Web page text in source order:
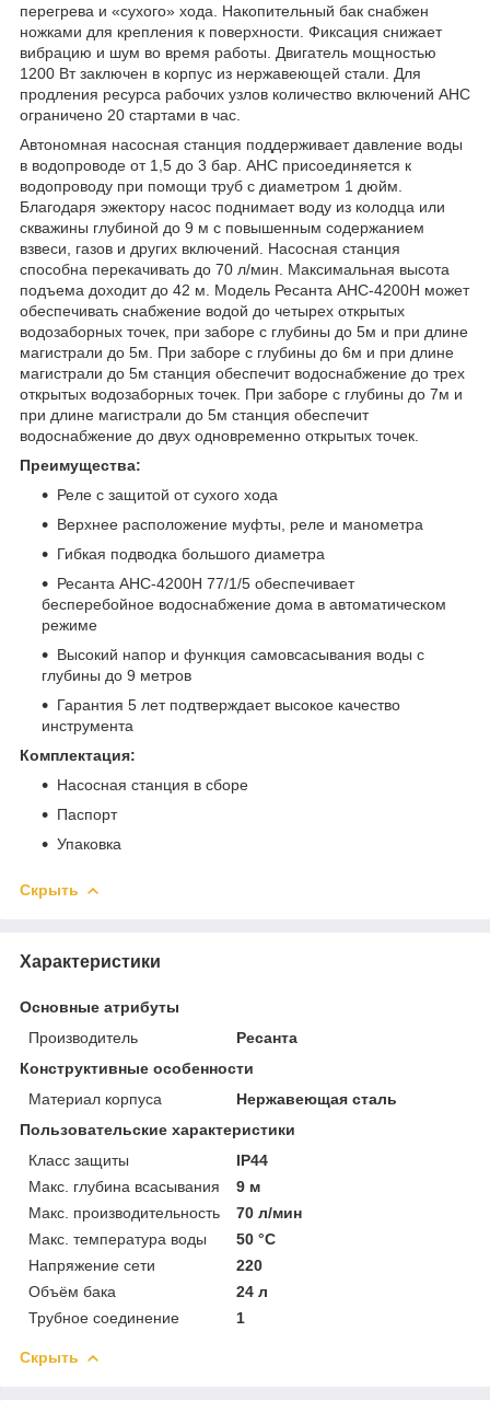
перегрева и «сухого» хода. Накопительный бак снабжен
ножками для крепления к поверхности. Фиксация снижает
вибрацию и шум во время работы. Двигатель мощностью
1200 Вт заключен в корпус из нержавеющей стали. Для
продления ресурса рабочих узлов количество включений АНС
ограничено 20 стартами в час.
Автономная насосная станция поддерживает давление воды
в водопроводе от 1,5 до 3 бар. АНС присоединяется к
водопроводу при помощи труб с диаметром 1 дюйм.
Благодаря эжектору насос поднимает воду из колодца или
скважины глубиной до 9 м с повышенным содержанием
взвеси, газов и других включений. Насосная станция
способна перекачивать до 70 л/мин. Максимальная высота
подъема доходит до 42 м. Модель Ресанта АНС-4200Н может
обеспечивать снабжение водой до четырех открытых
водозаборных точек, при заборе с глубины до 5м и при длине
магистрали до 5м. При заборе с глубины до 6м и при длине
магистрали до 5м станция обеспечит водоснабжение до трех
открытых водозаборных точек. При заборе с глубины до 7м и
при длине магистрали до 5м станция обеспечит
водоснабжение до двух одновременно открытых точек.
Преимущества:
Реле с защитой от сухого хода
Верхнее расположение муфты, реле и манометра
Гибкая подводка большого диаметра
Ресанта АНС-4200Н 77/1/5 обеспечивает
бесперебойное водоснабжение дома в автоматическом
режиме
Высокий напор и функция самовсасывания воды с
глубины до 9 метров
Гарантия 5 лет подтверждает высокое качество
инструмента
Комплектация:
Насосная станция в сборе
Паспорт
Упаковка
Скрыть
Характеристики
Основные атрибуты
Производитель
Ресанта
Конструктивные особенности
Материал корпуса
Нержавеющая сталь
Пользовательские характеристики
Класс защиты
IP44
Макс. глубина всасывания
9 м
Макс. производительность
70 л/мин
Макс. температура воды
50 °C
Напряжение сети
220
Объём бака
24 л
Трубное соединение
1
Скрыть